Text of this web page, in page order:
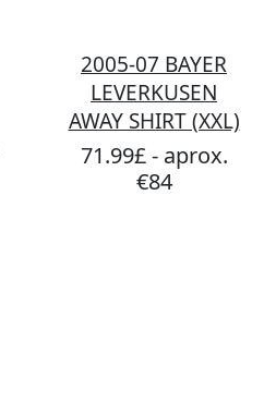
2005-07 BAYER
LEVERKUSEN
AWAY SHIRT (XXL)
71.99£ - aprox.
€84